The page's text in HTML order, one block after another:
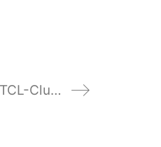
Peter Kowalski ist TCL-Clubmeister Ü60